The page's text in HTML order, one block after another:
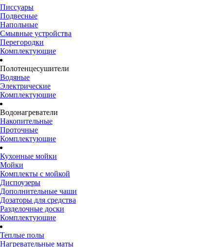
Писсуары
Подвесные
Напольные
Смывные устройства
Перегородки
Комплектующие
Полотенцесушители
Водяные
Электрические
Комплектующие
Водонагреватели
Накопительные
Проточные
Комплектующие
Кухонные мойки
Мойки
Комплекты с мойкой
Диспоузеры
Дополнительные чаши
Дозаторы для средства
Разделочные доски
Комплектующие
Теплые полы
Нагревательные маты